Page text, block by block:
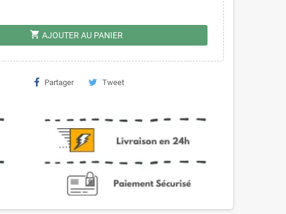
shopping_cart AJOUTER AU PANIER
Partager Tweet